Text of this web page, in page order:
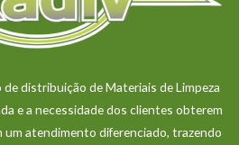
distribuição de Materiais de Limpeza
e a necessidade dos clientes obterem
atendimento diferenciado, trazendo